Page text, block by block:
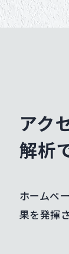
アク
解析
ホームペ
果を発揮